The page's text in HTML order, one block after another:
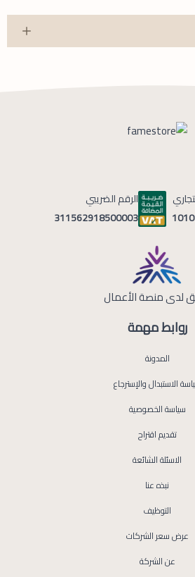
روابط مهمة
المدونة
الاستبدال والإسترجاع
سياسة الخصوصية
تقديم اقتراح
الاسئلة الشائعة
نبذه عنا
التوظيف
عرض سعر الشركات
عن الشركة
الرقم الضريبي
311562918500003
لدى منصة الأعمال